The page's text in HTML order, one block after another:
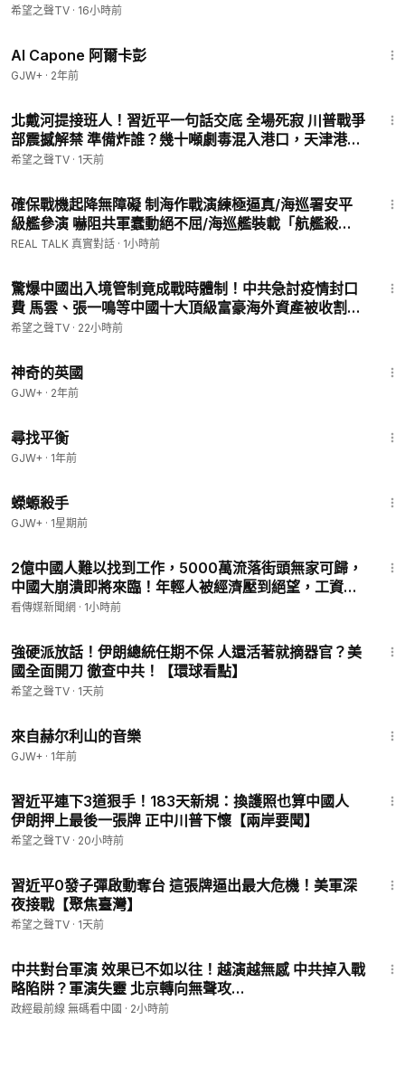
希望之聲TV · 16小時前
Al Capone 阿爾卡彭
GJW+ · 2年前
北戴河提接班人！習近平一句話交底 全場死寂 川普戰爭
部震撼解禁 準備炸誰？幾十噸劇毒混入港口，天津港驚
魂差點重演！【兩岸要聞】
希望之聲TV · 1天前
確保戰機起降無障礙 制海作戰演練極逼真/海巡署安平
級艦參演 嚇阻共軍蠢動絕不屈/海巡艦裝載「航艦殺
手」超音速飛彈 驗證平戰轉換高效率/海軍布雷艇裝載
REAL TALK 真實對話 · 1小時前
驚爆中國出入境管制竟成戰時體制！中共急討疫情封口
費 馬雲、張一鳴等中國十大頂級富豪海外資產被收割
【新聞速遞】
希望之聲TV · 22小時前
神奇的英國
GJW+ · 2年前
尋找平衡
GJW+ · 1年前
蠑螈殺手
GJW+ · 1星期前
2億中國人難以找到工作，5000萬流落街頭無家可歸，
中國大崩潰即將來臨！年輕人被經濟壓到絕望，工資越
來越低生活艱難，沒希望了，百姓集體躺平
看傳媒新聞網 · 1小時前
強硬派放話！伊朗總統任期不保 人還活著就摘器官？美
國全面開刀 徹查中共！【環球看點】
希望之聲TV · 1天前
來自赫尔利山的音樂
GJW+ · 1年前
習近平連下3道狠手！183天新規：換護照也算中國人
伊朗押上最後一張牌 正中川普下懷【兩岸要聞】
希望之聲TV · 20小時前
習近平0發子彈啟動奪台 這張牌逼出最大危機！美軍深
夜接戰【聚焦臺灣】
希望之聲TV · 1天前
中共對台軍演 效果已不如以往！越演越無感 中共掉入戰
略陷阱？軍演失靈 北京轉向無聲攻
台..@democratictaiwanchannel
政經最前線 無碼看中國 · 2小時前